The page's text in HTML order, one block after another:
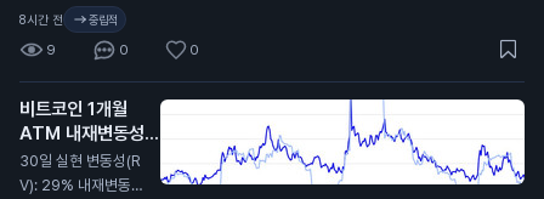
LARITY Act가 미뤄
졌을 때 비트코인이
9.7만 달러에서 6.4
만 달러까지 떡락했었
지. 무슨 뜻인지 알
지…
8시간 전 중립적
9 0 0
비트코인 1개월
ATM 내재변동성
(IV): 32%
N
30일 실현 변동성(R
V): 29% 내재변동성